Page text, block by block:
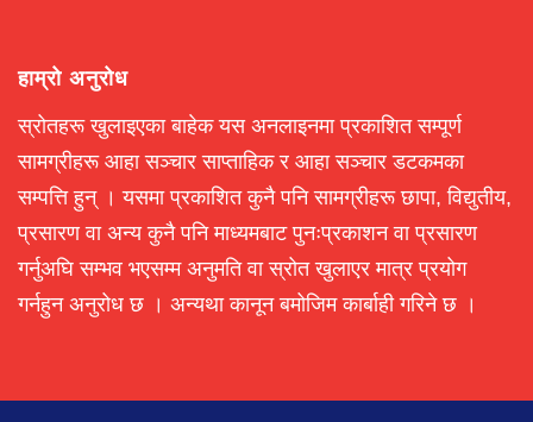
हाम्रो अनुरोध
स्रोतहरू खुलाइएका बाहेक यस अनलाइनमा प्रकाशित सम्पूर्ण
सामग्रीहरू आहा सञ्चार साप्ताहिक र आहा सञ्चार डटकमका
सम्पत्ति हुन् । यसमा प्रकाशित कुनै पनि सामग्रीहरू छापा, विद्युतीय,
प्रसारण वा अन्य कुनै पनि माध्यमबाट पुनःप्रकाशन वा प्रसारण
गर्नुअघि सम्भव भएसम्म अनुमति वा स्रोत खुलाएर मात्र प्रयोग
गर्नहुन अनुरोध छ । अन्यथा कानून बमोजिम कार्बाही गरिने छ ।